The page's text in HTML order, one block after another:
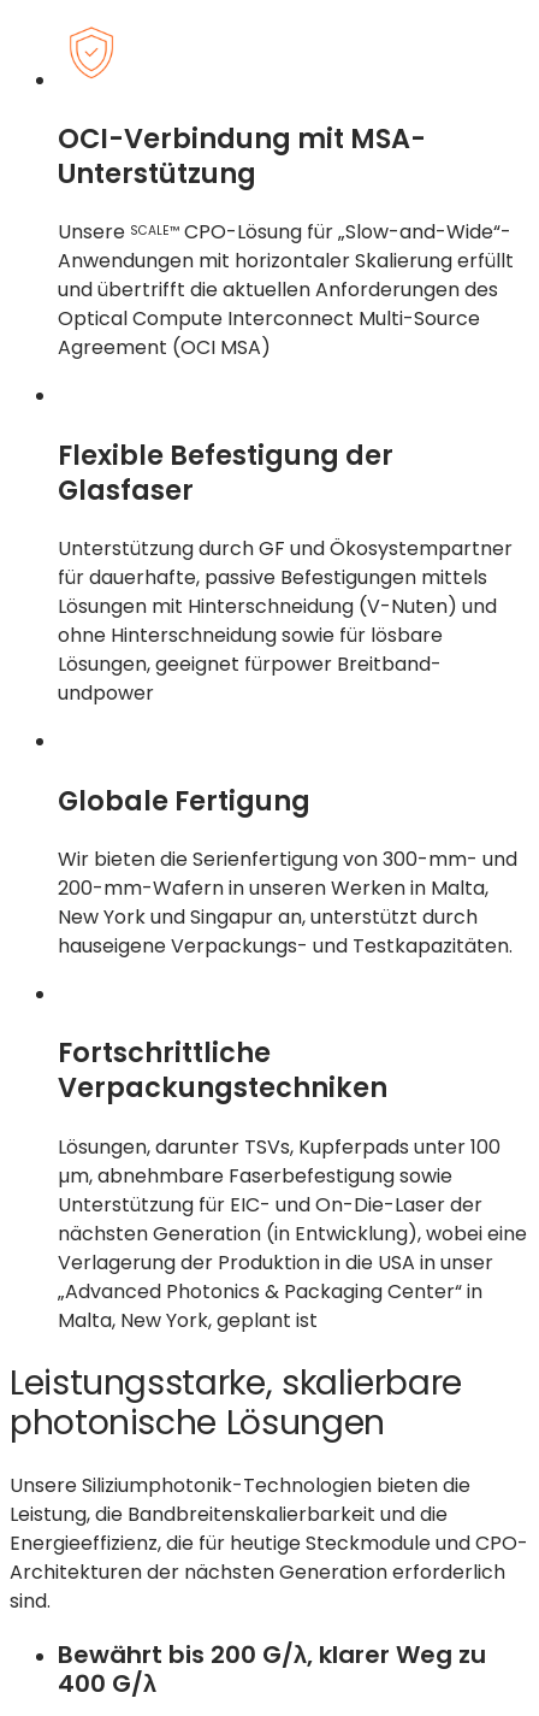
OCI-Verbindung mit MSA-
Unterstützung
Unsere SCALE™ CPO-Lösung für „Slow-and-Wide“-
Anwendungen mit horizontaler Skalierung erfüllt
und übertrifft die aktuellen Anforderungen des
Optical Compute Interconnect Multi-Source
Agreement (OCI MSA)
Flexible Befestigung der
Glasfaser
Unterstützung durch GF und Ökosystempartner
für dauerhafte, passive Befestigungen mittels
Lösungen mit Hinterschneidung (V-Nuten) und
ohne Hinterschneidung sowie für lösbare
Lösungen, geeignet fürpower Breitband-
undpower
Globale Fertigung
Wir bieten die Serienfertigung von 300-mm- und
200-mm-Wafern in unseren Werken in Malta,
New York und Singapur an, unterstützt durch
hauseigene Verpackungs- und Testkapazitäten.
Fortschrittliche
Verpackungstechniken
Lösungen, darunter TSVs, Kupferpads unter 100
µm, abnehmbare Faserbefestigung sowie
Unterstützung für EIC- und On-Die-Laser der
nächsten Generation (in Entwicklung), wobei eine
Verlagerung der Produktion in die USA in unser
„Advanced Photonics & Packaging Center“ in
Malta, New York, geplant ist
Leistungsstarke, skalierbare
photonische Lösungen
Unsere Siliziumphotonik-Technologien bieten die
Leistung, die Bandbreitenskalierbarkeit und die
Energieeffizienz, die für heutige Steckmodule und CPO-
Architekturen der nächsten Generation erforderlich
sind.
Bewährt bis 200 G/λ, klarer Weg zu
400 G/λ